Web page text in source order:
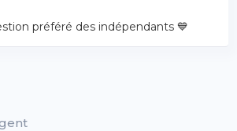
préféré des indépendants 💙